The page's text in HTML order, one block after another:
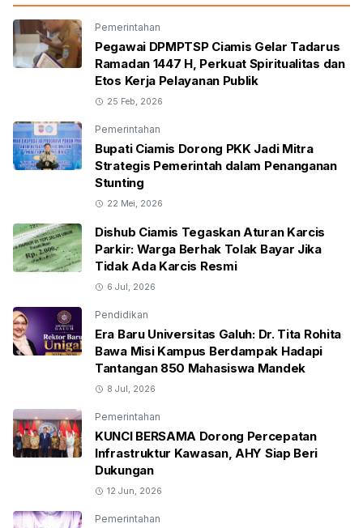
Pemerintahan
Pegawai DPMPTSP Ciamis Gelar Tadarus
Ramadan 1447 H, Perkuat Spiritualitas dan
Etos Kerja Pelayanan Publik
25 Feb, 2026
Pemerintahan
Bupati Ciamis Dorong PKK Jadi Mitra
Strategis Pemerintah dalam Penanganan
Stunting
22 Mei, 2026
Dishub Ciamis Tegaskan Aturan Karcis
Parkir: Warga Berhak Tolak Bayar Jika
Tidak Ada Karcis Resmi
6 Jul, 2026
Pendidikan
Era Baru Universitas Galuh: Dr. Tita Rohita
Bawa Misi Kampus Berdampak Hadapi
Tantangan 850 Mahasiswa Mandek
8 Jul, 2026
Pemerintahan
KUNCI BERSAMA Dorong Percepatan
Infrastruktur Kawasan, AHY Siap Beri
Dukungan
12 Jun, 2026
Pemerintahan